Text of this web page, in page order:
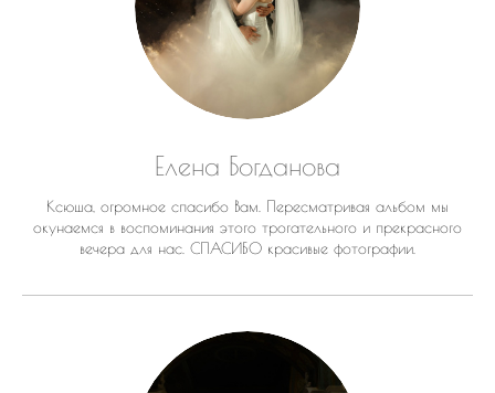
Елена Богданова
Ксюша, огромное спасибо Вам. Пересматривая альбом мы
окунаемся в воспоминания этого трогательного и прекрасного
вечера для нас. СПАСИБО красивые фотографии.